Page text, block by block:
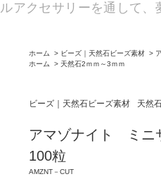
クセサリーを通して、
ホーム > ビーズ｜天然石ビーズ素材 >
ホーム
> 天然石2ｍｍ～3ｍｍ
ビーズ｜天然石ビーズ素材 天然
アマゾナイト ミ
100粒
AMZNT－CUT